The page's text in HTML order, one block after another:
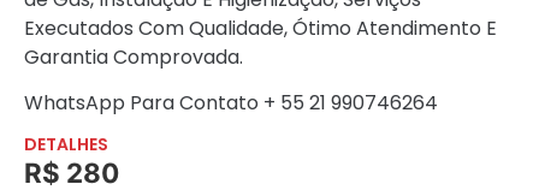
Executados Com Qualidade, Ótimo Atendimento E
Garantia Comprovada.
WhatsApp Para Contato + 55 21 990746264
DETALHES
R$ 280